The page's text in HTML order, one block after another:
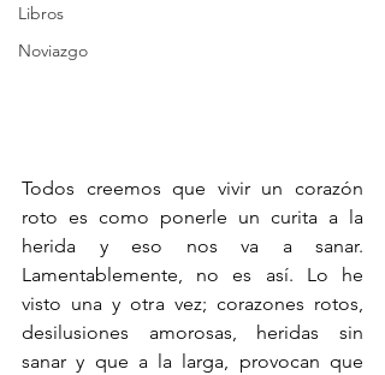
Libros
Noviazgo
Todos creemos que vivir un corazón
roto es como ponerle un curita a la
herida y eso nos va a sanar.
Lamentablemente, no es así. Lo he
visto una y otra vez; corazones rotos,
desilusiones amorosas, heridas sin
sanar y que a la larga, provocan que